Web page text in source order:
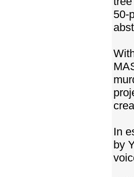
50-
In
by